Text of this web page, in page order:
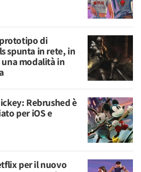
di
spunta in rete, in
modalità in
Rebrushed è
per iOS e
per il nuovo